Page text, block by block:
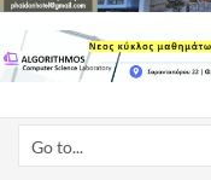
Go to...